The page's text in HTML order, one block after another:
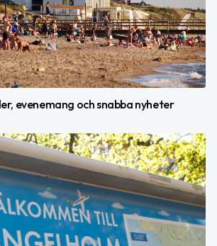
evenemang och snabba nyheter